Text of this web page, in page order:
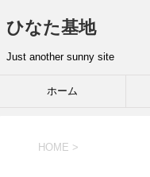
ひなた基地
Just another sunny site
ホーム
HOME >